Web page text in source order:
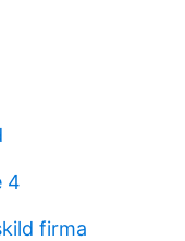
4
firma